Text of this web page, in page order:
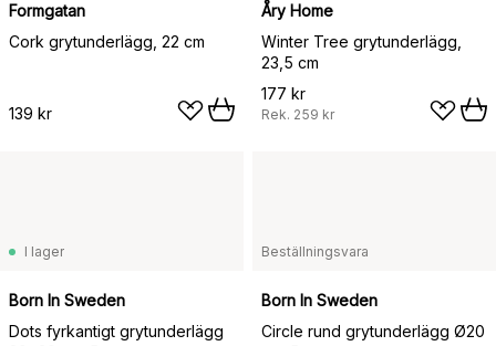
Formgatan
Cork grytunderlägg, 22 cm
139 kr
Åry Home
Winter Tree grytunderlägg,
23,5 cm
177 kr
Rek. 259 kr
I lager
Born In Sweden
Dots fyrkantigt grytunderlägg
Beställningsvara
Born In Sweden
Circle rund grytunderlägg Ø20